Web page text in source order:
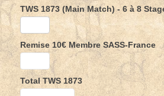
TWS 1873 (Main Match) - 6 à 8
Remise 10€ Membre SASS-France
Total TWS 1873